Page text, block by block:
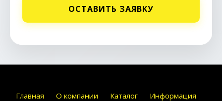
ОСТАВИТЬ ЗАЯВКУ
Главная О компании Каталог
Информация